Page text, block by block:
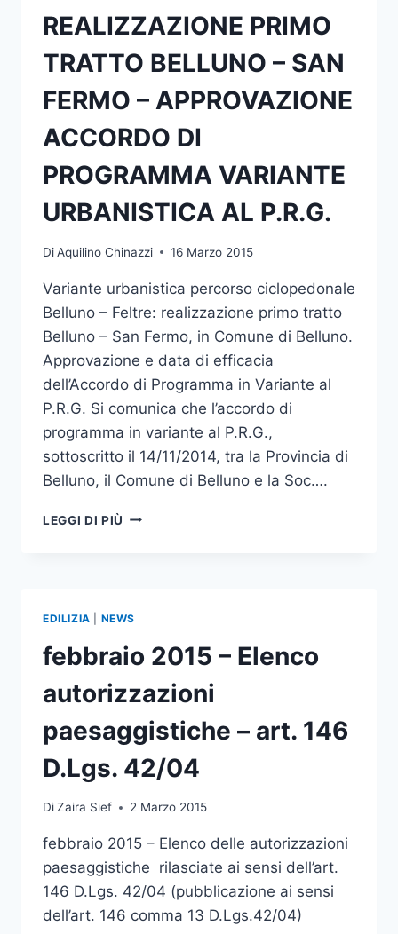
REALIZZAZIONE PRIMO
TRATTO BELLUNO – SAN
FERMO – APPROVAZIONE
ACCORDO DI
PROGRAMMA VARIANTE
URBANISTICA AL P.R.G.
DiAquilino Chinazzi 16 Marzo 2015
Variante urbanistica percorso ciclopedonale
Belluno – Feltre: realizzazione primo tratto
Belluno – San Fermo, in Comune di Belluno.
Approvazione e data di efficacia
dell’Accordo di Programma in Variante al
P.R.G. Si comunica che l’accordo di
programma in variante al P.R.G.,
sottoscritto il 14/11/2014, tra la Provincia di
Belluno, il Comune di Belluno e la Soc….
LEGGI DI PIÙ VARIANTE
REALIZZAZIONE
PRIMO
TRATTO
BELLUNO
SAN
FERMO
–
ACCORDO
PROGRAMMA
VARIANTE
URBANISTICA
AL
P.R.G.
EDILIZIA NEWS
febbraio 2015 – Elenco
autorizzazioni
paesaggistiche – art. 146
D.Lgs. 42/04
DiZaira Sief 2 Marzo 2015
febbraio 2015 – Elenco delle autorizzazioni
paesaggistiche rilasciate ai sensi dell’art.
146 D.Lgs. 42/04 (pubblicazione ai sensi
dell’art. 146 comma 13 D.Lgs.42/04)